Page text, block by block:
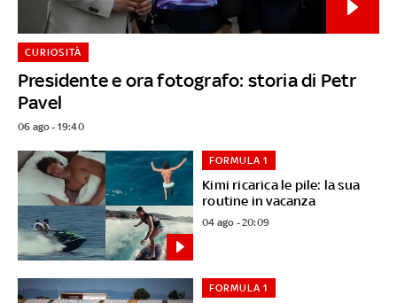
Presidente e ora fotografo: storia di Petr
Pavel
CURIOSITÀ
06 ago - 19:40
Kimi ricarica le pile: la sua
routine in vacanza
FORMULA 1
04 ago - 20:09
FORMULA 1